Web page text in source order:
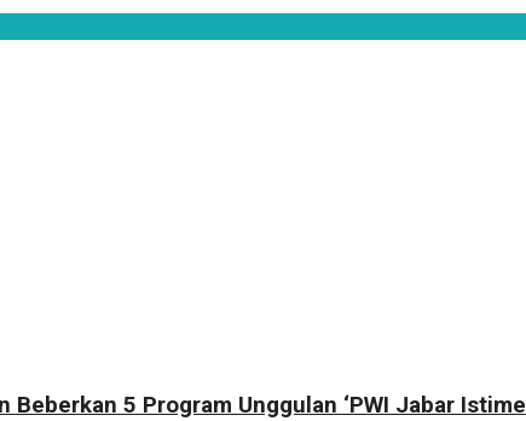
5 Program Unggulan ‘PWI Jabar